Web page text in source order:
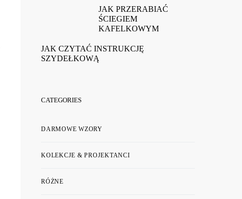
JAK PRZERABIAĆ
ŚCIEGIEM
KAFELKOWYM
JAK CZYTAĆ INSTRUKCJĘ
SZYDEŁKOWĄ
CATEGORIES
DARMOWE WZORY
KOLEKCJE & PROJEKTANCI
RÓŻNE